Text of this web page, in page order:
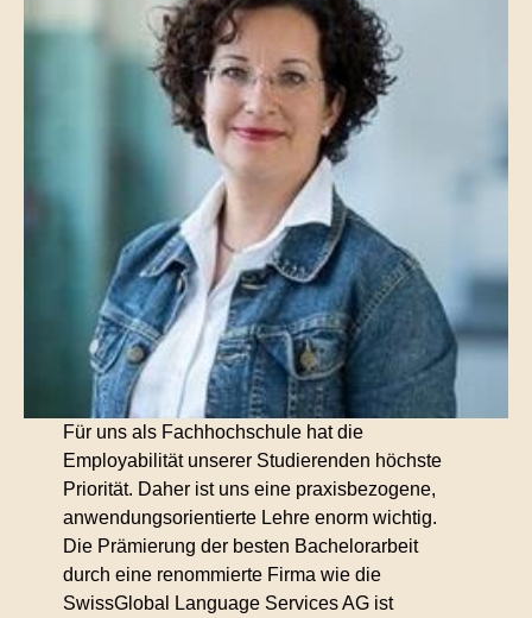
Für uns als Fachhochschule hat die
Employabilität unserer Studierenden höchste
Priorität. Daher ist uns eine praxisbezogene,
anwendungsorientierte Lehre enorm wichtig.
Die Prämierung der besten Bachelorarbeit
durch eine renommierte Firma wie die
SwissGlobal Language Services AG ist